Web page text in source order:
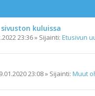
kuluissa
23:36» Sijainti: Etusivun
23:08» Sijainti: Muut